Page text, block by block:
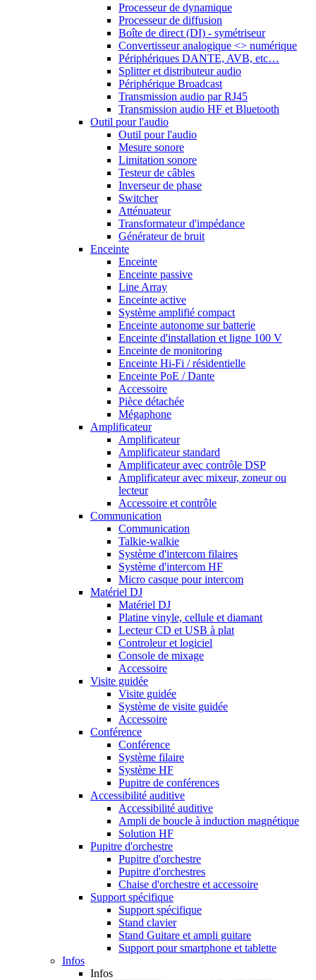
Processeur de dynamique
Processeur de diffusion
Boîte de direct (DI) - symétriseur
Convertisseur analogique <> numérique
Périphériques DANTE, AVB, etc…
Splitter et distributeur audio
Périphérique Broadcast
Transmission audio par RJ45
Transmission audio HF et Bluetooth
Outil pour l'audio
Outil pour l'audio
Mesure sonore
Limitation sonore
Testeur de câbles
Inverseur de phase
Switcher
Atténuateur
Transformateur d'impédance
Générateur de bruit
Enceinte
Enceinte
Enceinte passive
Line Array
Enceinte active
Système amplifié compact
Enceinte autonome sur batterie
Enceinte d'installation et ligne 100 V
Enceinte de monitoring
Enceinte Hi-Fi / résidentielle
Enceinte PoE / Dante
Accessoire
Pièce détachée
Mégaphone
Amplificateur
Amplificateur
Amplificateur standard
Amplificateur avec contrôle DSP
Amplificateur avec mixeur, zoneur ou
lecteur
Accessoire et contrôle
Communication
Communication
Talkie-walkie
Système d'intercom filaires
Système d'intercom HF
Micro casque pour intercom
Matériel DJ
Matériel DJ
Platine vinyle, cellule et diamant
Lecteur CD et USB à plat
Controleur et logiciel
Console de mixage
Accessoire
Visite guidée
Visite guidée
Système de visite guidée
Accessoire
Conférence
Conférence
Système filaire
Système HF
Pupitre de conférences
Accessibilité auditive
Accessibilité auditive
Ampli de boucle à induction magnétique
Solution HF
Pupitre d'orchestre
Pupitre d'orchestre
Pupitre d'orchestres
Chaise d'orchestre et accessoire
Support spécifique
Support spécifique
Stand clavier
Stand Guitare et ampli guitare
Support pour smartphone et tablette
Infos
Infos